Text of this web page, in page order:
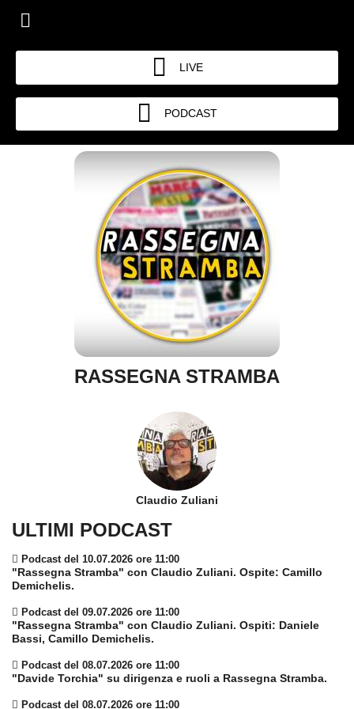
LIVE
PODCAST
RASSEGNA STRAMBA
Claudio Zuliani
ULTIMI PODCAST
Podcast del 10.07.2026 ore 11:00
"Rassegna Stramba" con Claudio Zuliani. Ospite: Camillo
Demichelis.
Podcast del 09.07.2026 ore 11:00
"Rassegna Stramba" con Claudio Zuliani. Ospiti: Daniele
Bassi, Camillo Demichelis.
Podcast del 08.07.2026 ore 11:00
"Davide Torchia" su dirigenza e ruoli a Rassegna Stramba.
Podcast del 08.07.2026 ore 11:00